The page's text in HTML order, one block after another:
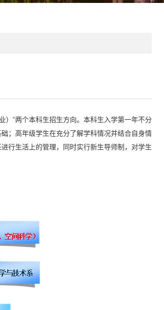
）”两个本科生招生方向。本科生入学第一年不分
；高年级学生在充分了解学科情况并结合自身情
行生活上的管理，同时实行新生导师制，对学生